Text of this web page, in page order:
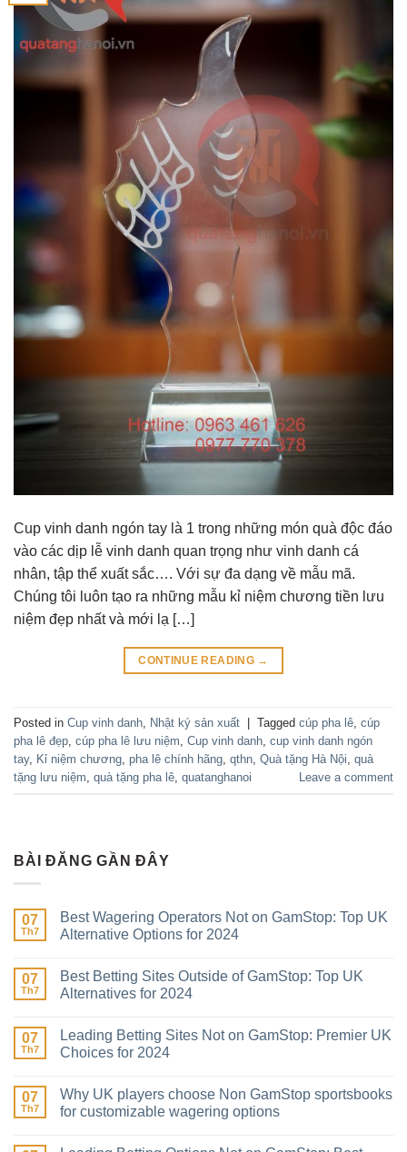
Cup vinh danh ngón tay là 1 trong những món quà độc đáo
vào các dịp lễ vinh danh quan trọng như vinh danh cá
nhân, tập thể xuất sắc…. Với sự đa dạng về mẫu mã.
Chúng tôi luôn tạo ra những mẫu kỉ niệm chương tiền lưu
niệm đẹp nhất và mới lạ […]
CONTINUE READING →
Posted in Cup vinh danh Nhật ký sản xuất | Tagged cúp pha lê cúp
pha lê đẹp cúp pha lê lưu niệm Cup vinh danh cup vinh danh ngón
tay, Kỉ niệm chương pha lê chính hãng qthn Quà tặng Hà Nội quà
tặng lưu niệm quà tặng pha lê quatanghanoi Leave a comment
BÀI ĐĂNG GẦN ĐÂY
07
Th7
Best Wagering Operators Not on GamStop: Top UK
Alternative Options for 2024
07
Th7
Best Betting Sites Outside of GamStop: Top UK
Alternatives for 2024
07
Th7
Leading Betting Sites Not on GamStop: Premier UK
Choices for 2024
07
Th7
Why UK players choose Non GamStop sportsbooks
for customizable wagering options